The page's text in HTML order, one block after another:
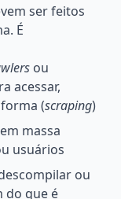
ser feitos
É
ou
acessar,
(scraping)
massa
usuários
ou
do que é